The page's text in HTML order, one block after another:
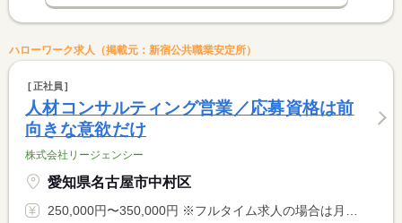
ハローワーク求人（掲載元：新宿公共職業安定所）
正社員
人材コンサルティング営業／応募資格は前
向きな意欲だけ
株式会社リージェンシー
愛知県名古屋市中村区
250,000円〜350,000円 ※フルタイム求人の場合は月額（換算額）、パート求人の場合は時間額を表示しています。